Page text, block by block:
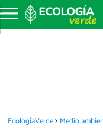
EcologíaVerde Medio